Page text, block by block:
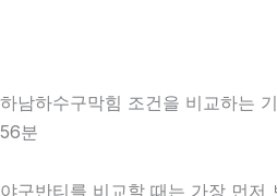
하남하수구막힘 조건을 비교하는
56분
야구반티를 비교할 때는 가장 먼저